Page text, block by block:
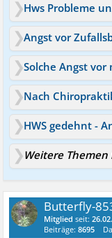
Hws Probleme
Angst vor
Solche Angst vor
Weitere Themen
Butterfly-
Mitglied seit:
Beiträge:8695